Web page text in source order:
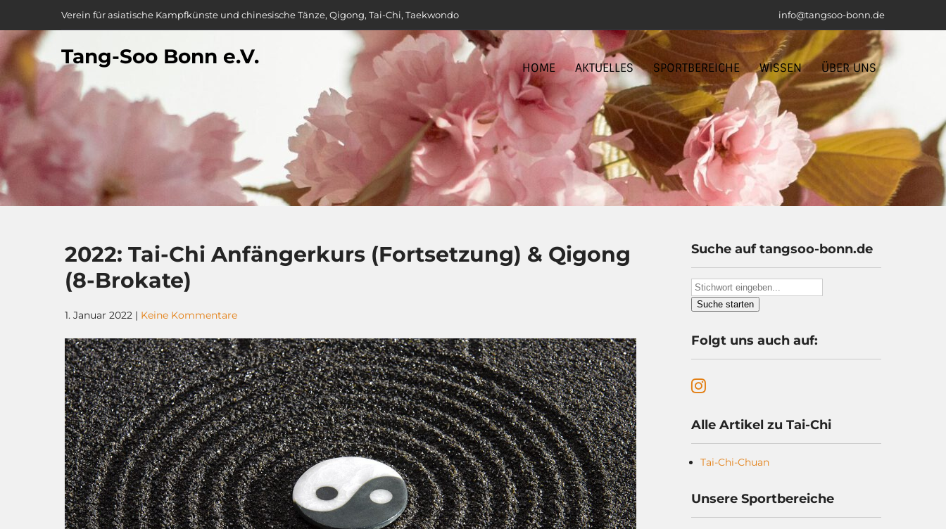
content
Verein für asiatische Kampfkünste und chinesische Tänze, Qigong, Tai-Chi, Taekwondo info@tangsoo-bonn.de
Tang-Soo Bonn e.V. HOME AKTUELLES SPORTBEREICHE WISSEN ÜBER UNS
2022: Tai-Chi Anfängerkurs (Fortsetzung) & Qigong
(8-Brokate)
1. Januar 2022 | Keine Kommentare
Suche auf tangsoo-bonn.de
Folgt uns auch auf:
Alle Artikel zu Tai-Chi
Tai-Chi-Chuan
Unsere Sportbereiche